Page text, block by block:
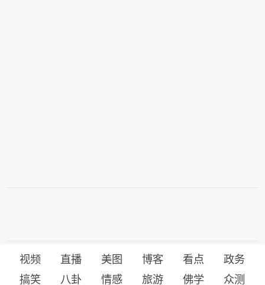
视频 直播 美图 博客 看点
政务
搞笑
八卦 情感 旅游 佛学 众测